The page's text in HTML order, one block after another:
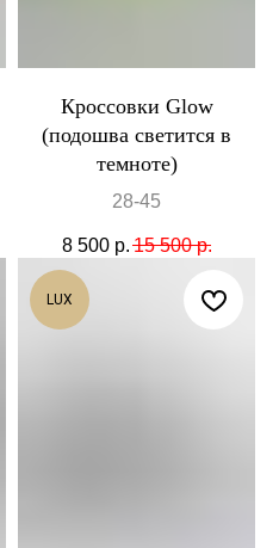
Кроссовки Glow
(подошва светится в
темноте)
28-45
8 500 р. 15 500 р.
LUX